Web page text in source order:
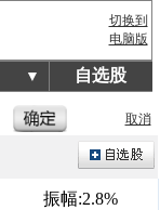
切换到
电脑版
▼ 自选股
取消
振幅:2.8%